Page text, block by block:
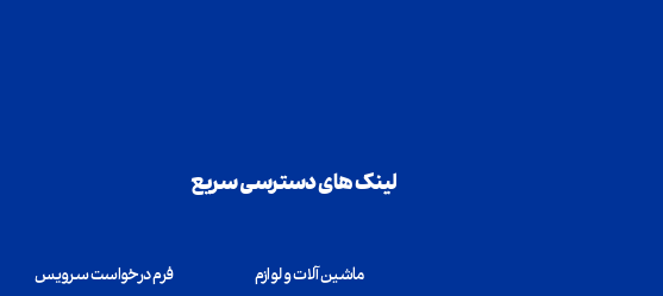
لینک های دسترسی سریع
ماشین آلات و لوازم
فرم درخواست سرویس